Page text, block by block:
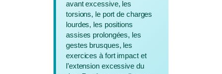
avant excessive, les
torsions, le port de charges
lourdes, les positions
assises prolongées, les
gestes brusques, les
exercices à fort impact et
l’extension excessive du